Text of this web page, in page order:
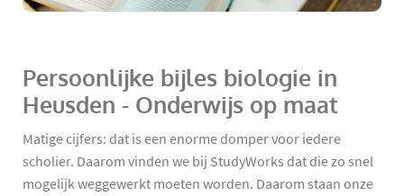
Persoonlijke bijles biologie in
Heusden - Onderwijs op maat
Matige cijfers: dat is een enorme domper voor iedere
scholier. Daarom vinden we bij StudyWorks dat die zo snel
mogelijk weggewerkt moeten worden. Daarom staan onze